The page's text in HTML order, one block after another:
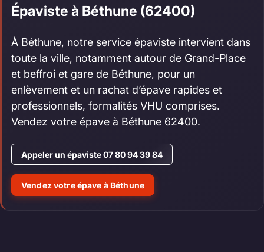
Épaviste à Béthune (62400)
À Béthune, notre service épaviste intervient dans
toute la ville, notamment autour de Grand-Place
et beffroi et gare de Béthune, pour un
enlèvement et un rachat d’épave rapides et
professionnels, formalités VHU comprises.
Vendez votre épave à Béthune 62400.
Appeler un épaviste 07 80 94 39 84
Vendez votre épave à Béthune